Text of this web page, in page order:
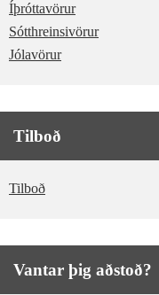
Íþróttavörur
Sótthreinsivörur
Jólavörur
Tilboð
Tilboð
Vantar þig aðstoð?